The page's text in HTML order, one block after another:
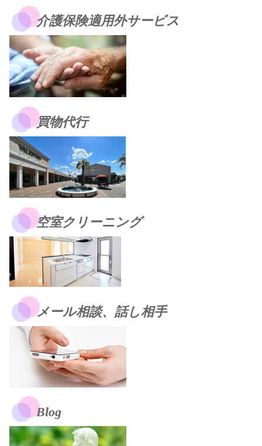
介護保険適用外サービス
買物代行
空室クリーニング
メール相談、話し相手
Blog